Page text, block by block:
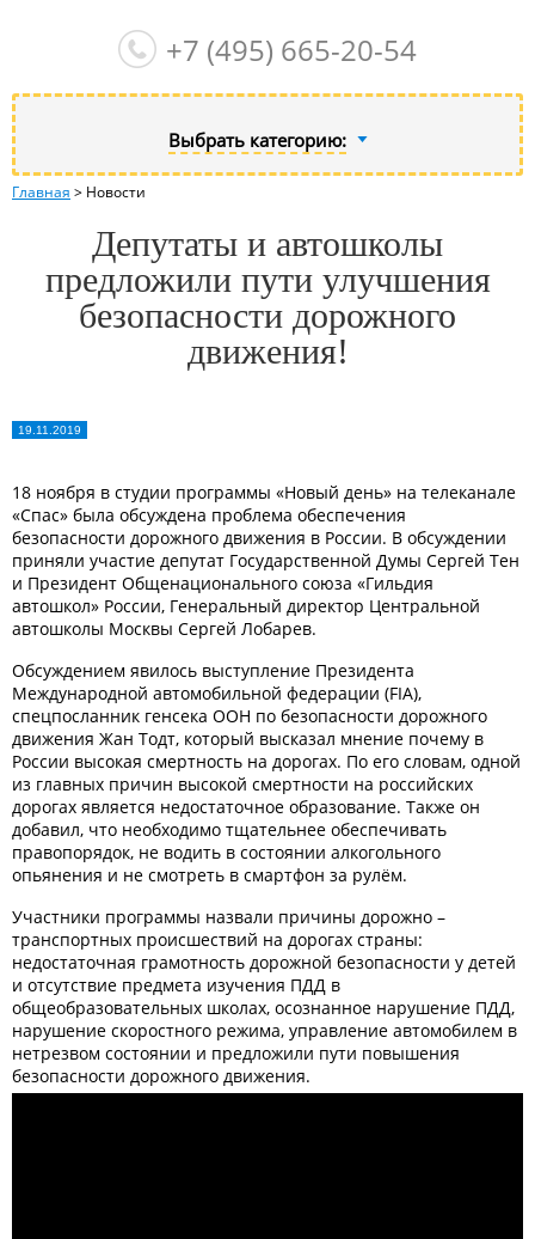
+7 (495) 665-20-54
Выбрать категорию:
Главная > Новости
Депутаты и автошколы
предложили пути улучшения
безопасности дорожного
движения!
19.11.2019
18 ноября в студии программы «Новый день» на телеканале
«Спас» была обсуждена проблема обеспечения
безопасности дорожного движения в России. В обсуждении
приняли участие депутат Государственной Думы Сергей Тен
и Президент Общенационального союза «Гильдия
автошкол» России, Генеральный директор Центральной
автошколы Москвы Сергей Лобарев.
Обсуждением явилось выступление Президента
Международной автомобильной федерации (FIA),
спецпосланник генсека ООН по безопасности дорожного
движения Жан Тодт, который высказал мнение почему в
России высокая смертность на дорогах. По его словам, одной
из главных причин высокой смертности на российских
дорогах является недостаточное образование. Также он
добавил, что необходимо тщательнее обеспечивать
правопорядок, не водить в состоянии алкогольного
опьянения и не смотреть в смартфон за рулём.
Участники программы назвали причины дорожно –
транспортных происшествий на дорогах страны:
недостаточная грамотность дорожной безопасности у детей
и отсутствие предмета изучения ПДД в
общеобразовательных школах, осознанное нарушение ПДД,
нарушение скоростного режима, управление автомобилем в
нетрезвом состоянии и предложили пути повышения
безопасности дорожного движения.